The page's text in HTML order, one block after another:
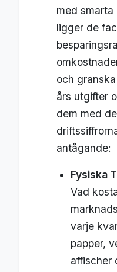
med
ligger de
och
års utgifter
dem med
antågande:
Fysiska
Vad
varje
papper,
affischer